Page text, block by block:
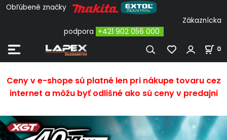
Obľúbené značky
Zákaznícka
podpora +421 902 056 000
0
Ceny v e-shope sú platné len pri nákupe tovaru cez
internet a môžu byť odlišné ako sú ceny v predajni